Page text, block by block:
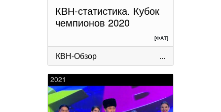
КВН-статистика. Кубок
чемпионов 2020
[ФАТ]
КВН-Обзор ...
2021